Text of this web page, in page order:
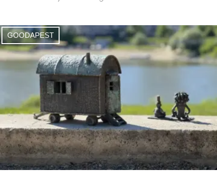
GOODAPEST